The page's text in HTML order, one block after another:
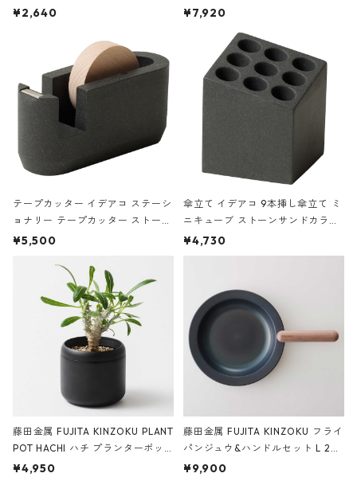
ハードカバー 罫線 ヴァン・ゴッホ
¥2,640
urniture WALL Table B5 ネイビー
¥7,920
テープカッター イデアコ ステーシ
ョナリー テープカッター ストーン
サンドカラー 石調 ideaco Station
¥5,500
傘立て イデアコ 9本挿し傘立て ミ
ニキューブ ストーンサンドカラー
石調 ideaco Umbrella Stand CUB
E ストーンサンドブラック
¥4,730
藤田金属 FUJITA KINZOKU PLANT
POT HACHI ハチ プランターポッ
ト 3号 ブラック
¥4,950
藤田金属 FUJITA KINZOKU フライ
パンジュウ&ハンドルセット L 24c
m ガス火・IH対応 鉄フライパン
¥9,900